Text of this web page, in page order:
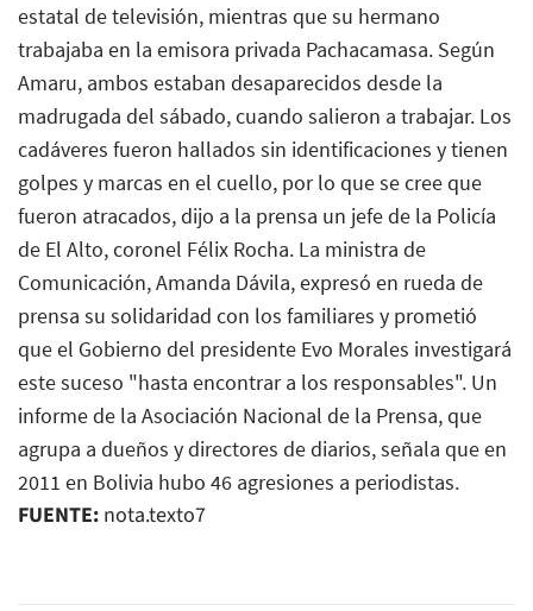
estatal de televisión, mientras que su hermano
trabajaba en la emisora privada Pachacamasa. Según
Amaru, ambos estaban desaparecidos desde la
madrugada del sábado, cuando salieron a trabajar. Los
cadáveres fueron hallados sin identificaciones y tienen
golpes y marcas en el cuello, por lo que se cree que
fueron atracados, dijo a la prensa un jefe de la Policía
de El Alto, coronel Félix Rocha. La ministra de
Comunicación, Amanda Dávila, expresó en rueda de
prensa su solidaridad con los familiares y prometió
que el Gobierno del presidente Evo Morales investigará
este suceso "hasta encontrar a los responsables". Un
informe de la Asociación Nacional de la Prensa, que
agrupa a dueños y directores de diarios, señala que en
2011 en Bolivia hubo 46 agresiones a periodistas.
FUENTE: nota.texto7